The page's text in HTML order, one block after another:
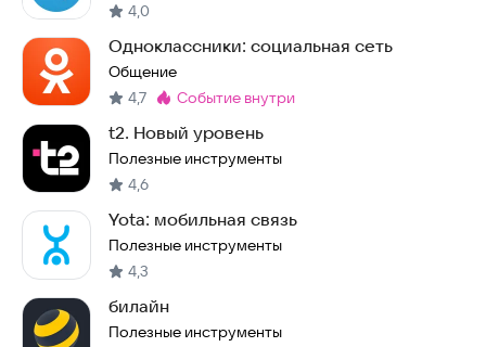
4,0
Одноклассники: социальная сеть
Общение
4,7 Метка:
событие внутри
t2. Новый уровень
Полезные инструменты
4,6
Yota: мобильная связь
Полезные инструменты
4,3
билайн
Полезные инструменты